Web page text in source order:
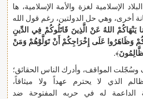
الإسلامية لغزة والأمة الإسلامية، ها
أخرى، وهي حل الدولتين، رغم قول الله
يَنْهَاكُمْ اللهُ عَنْ الَّذِينَ قَاتَلُوكُمْ فِي الدِّينِ
وَظَاهَرُوا عَلَى إِخْرَاجِكُمْ أَنْ تَوَلَّوْهُمْ وَمَنْ
﴾.
وسُجّلت المواقف، وأدرك الناس الحقائق؛
الذي لا يحترم عهداً ولا ميثاقاً،
الداعمة له في حربه المفتوحة ضد